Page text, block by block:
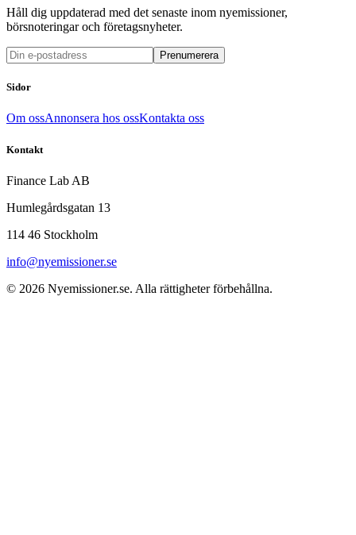
Håll dig uppdaterad med det senaste inom nyemissioner,
börsnoteringar och företagsnyheter.
Prenumerera
Sidor
Om ossAnnonsera hos ossKontakta oss
Kontakt
Finance Lab AB
Humlegårdsgatan 13
114 46 Stockholm
info@nyemissioner.se
© 2026 Nyemissioner.se. Alla rättigheter förbehållna.